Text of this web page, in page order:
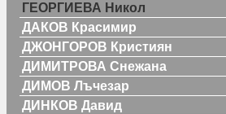
ГЕОРГИЕВА Никол
ДАКОВ Красимир
ДЖОНГОРОВ Кристиян
ДИМИТРОВА Снежана
ДИМОВ Лъчезар
ДИНКОВ Давид